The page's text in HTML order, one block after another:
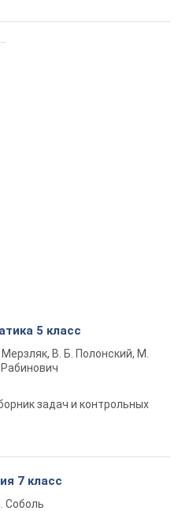
5 класс
Мерзляк, В. Б. Полонский, М.
задач и контрольных
7 класс
Соболь